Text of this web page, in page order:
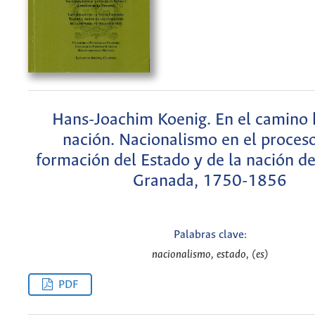
Hans-Joachim Koenig. En el camino
nación. Nacionalismo en el
formación del Estado y de la nación
Granada, 1750-1856
Palabras clave:
nacionalismo, estado, (es)
PDF